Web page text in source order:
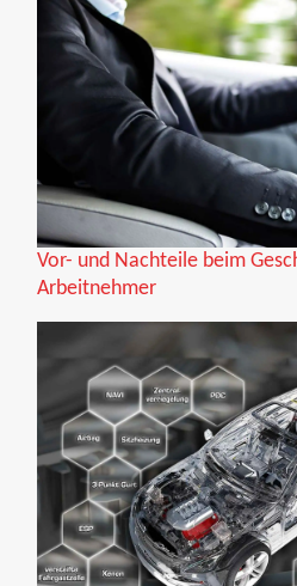
Vor- und Nachteile beim
Arbeitnehmer